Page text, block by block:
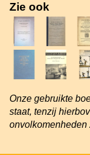
Zie ook
Onze gebruikte
staat, tenzij
onvolkomenheden